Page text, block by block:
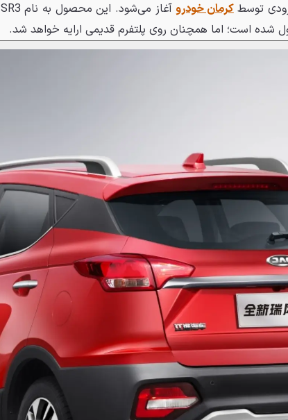
کرمان خودرو
آغاز می‌شود. این محصول به نام SR3
شده است؛ اما همچنان روی پلتفرم قدیمی ارایه خواهد شد.